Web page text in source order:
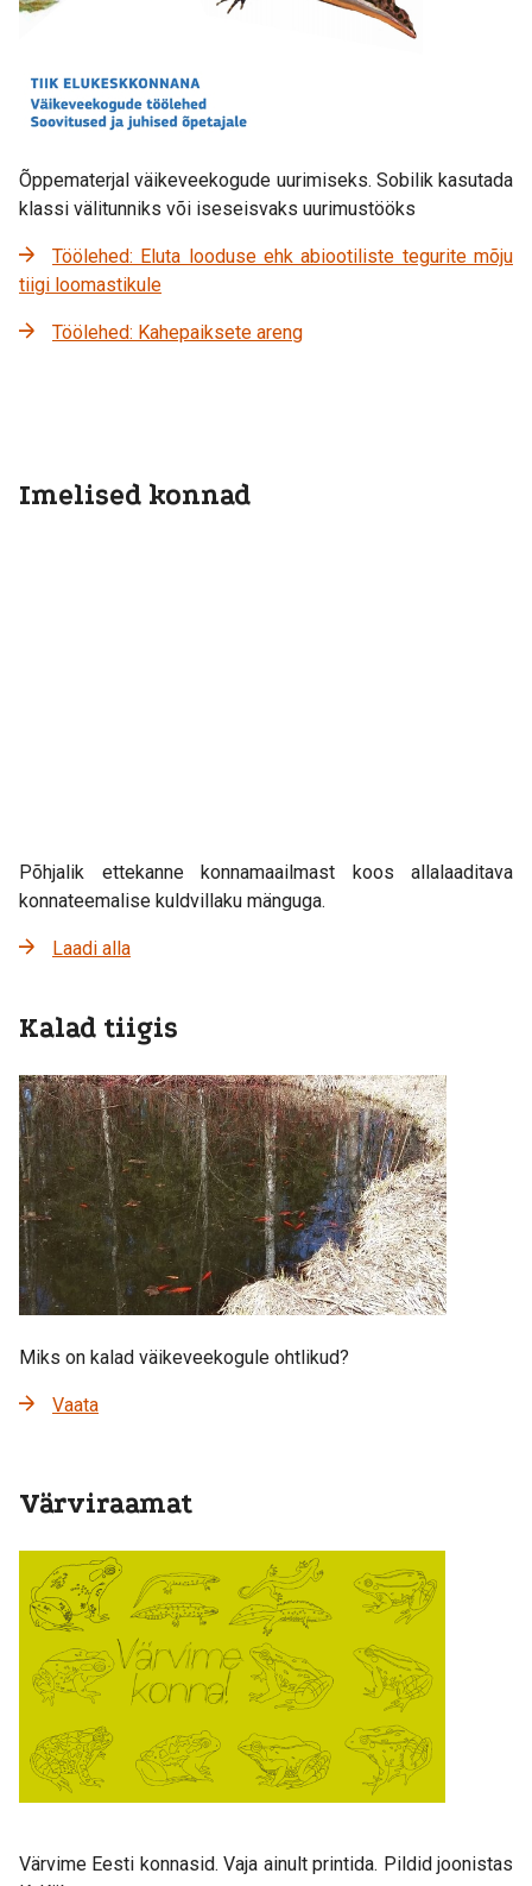
Õppematerjal väikeveekogude uurimiseks. Sobilik kasutada
klassi välitunniks või iseseisvaks uurimustööks
Töölehed: Eluta looduse ehk abiootiliste tegurite mõju
tiigi loomastikule
Töölehed: Kahepaiksete areng
Imelised konnad
Põhjalik ettekanne konnamaailmast koos allalaaditava
konnateemalise kuldvillaku mänguga.
Laadi alla
Kalad tiigis
Miks on kalad väikeveekogule ohtlikud?
Vaata
Värviraamat
Värvime Eesti konnasid. Vaja ainult printida. Pildid joonistas